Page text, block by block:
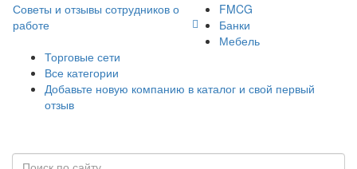
Советы и отзывы сотрудников о
работе
FMCG
Банки
Мебель
Торговые сети
Все категории
Добавьте новую компанию в каталог и свой первый
отзыв